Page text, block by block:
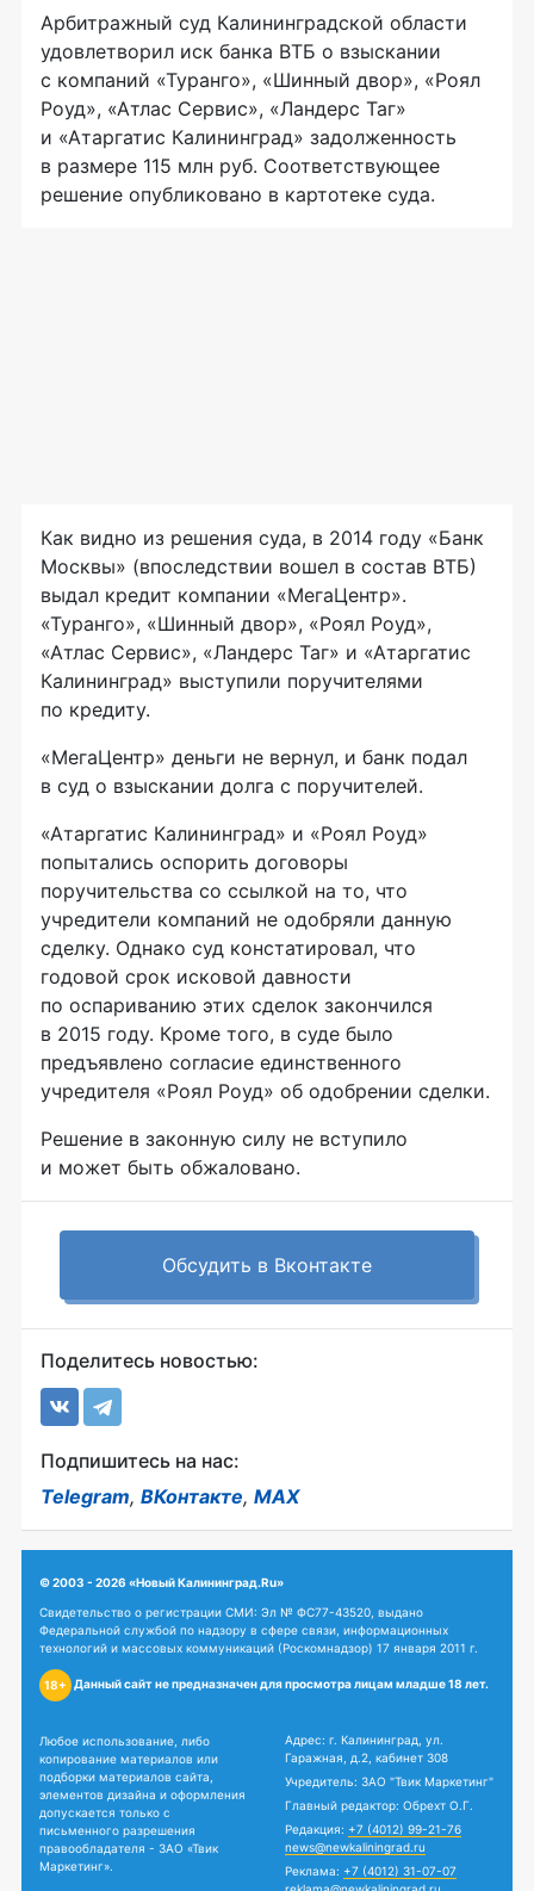
Арбитражный суд Калининградской области
удовлетворил иск банка ВТБ о взыскании
с компаний «Туранго», «Шинный двор», «Роял
Роуд», «Атлас Сервис», «Ландерс Таг»
и «Атаргатис Калининград» задолженность
в размере 115 млн руб. Соответствующее
решение опубликовано в картотеке суда.
Как видно из решения суда, в 2014 году «Банк
Москвы» (впоследствии вошел в состав ВТБ)
выдал кредит компании «МегаЦентр».
«Туранго», «Шинный двор», «Роял Роуд»,
«Атлас Сервис», «Ландерс Таг» и «Атаргатис
Калининград» выступили поручителями
по кредиту.
«МегаЦентр» деньги не вернул, и банк подал
в суд о взыскании долга с поручителей.
«Атаргатис Калининград» и «Роял Роуд»
попытались оспорить договоры
поручительства со ссылкой на то, что
учредители компаний не одобряли данную
сделку. Однако суд констатировал, что
годовой срок исковой давности
по оспариванию этих сделок закончился
в 2015 году. Кроме того, в суде было
предъявлено согласие единственного
учредителя «Роял Роуд» об одобрении сделки.
Решение в законную силу не вступило
и может быть обжаловано.
Обсудить в Вконтакте
Поделитесь новостью:
Подпишитесь на нас:
Telegram, ВКонтакте, MAX
© 2003 - 2026 «Новый Калининград.Ru»
Свидетельство о регистрации СМИ: Эл № ФС77-43520, выдано
Федеральной службой по надзору в сфере связи, информационных
технологий и массовых коммуникаций (Роскомнадзор) 17 января 2011 г.
18+ Данный сайт не предназначен для просмотра лицам младше 18 лет.
Любое использование, либо
копирование материалов или
подборки материалов сайта,
элементов дизайна и оформления
допускается только с
письменного разрешения
правообладателя - ЗАО «Твик
Маркетинг».
Адрес: г. Калининград, ул.
Гаражная, д.2, кабинет 308
Учредитель: ЗАО "Твик Маркетинг"
Главный редактор: Обрехт О.Г.
Редакция: +7 (4012) 99-21-76
news@newkaliningrad.ru
Реклама: +7 (4012) 31-07-07